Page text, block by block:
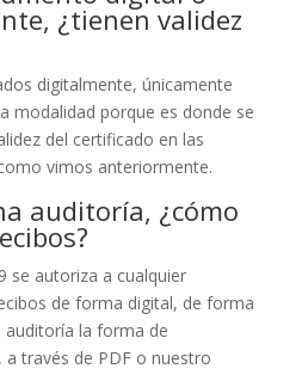
¿tienen validez
digitalmente, únicamente
modalidad porque es donde se
del certificado en las
vimos anteriormente.
auditoría, ¿cómo
se autoriza a cualquier
de forma digital, de forma
auditoría la forma de
través de PDF o nuestro